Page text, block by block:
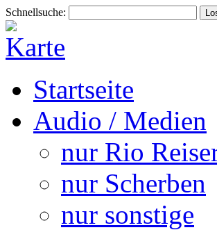
Schnellsuche:
Startseite
Audio / Medien
nur Rio
nur Scherben
nur sonstige